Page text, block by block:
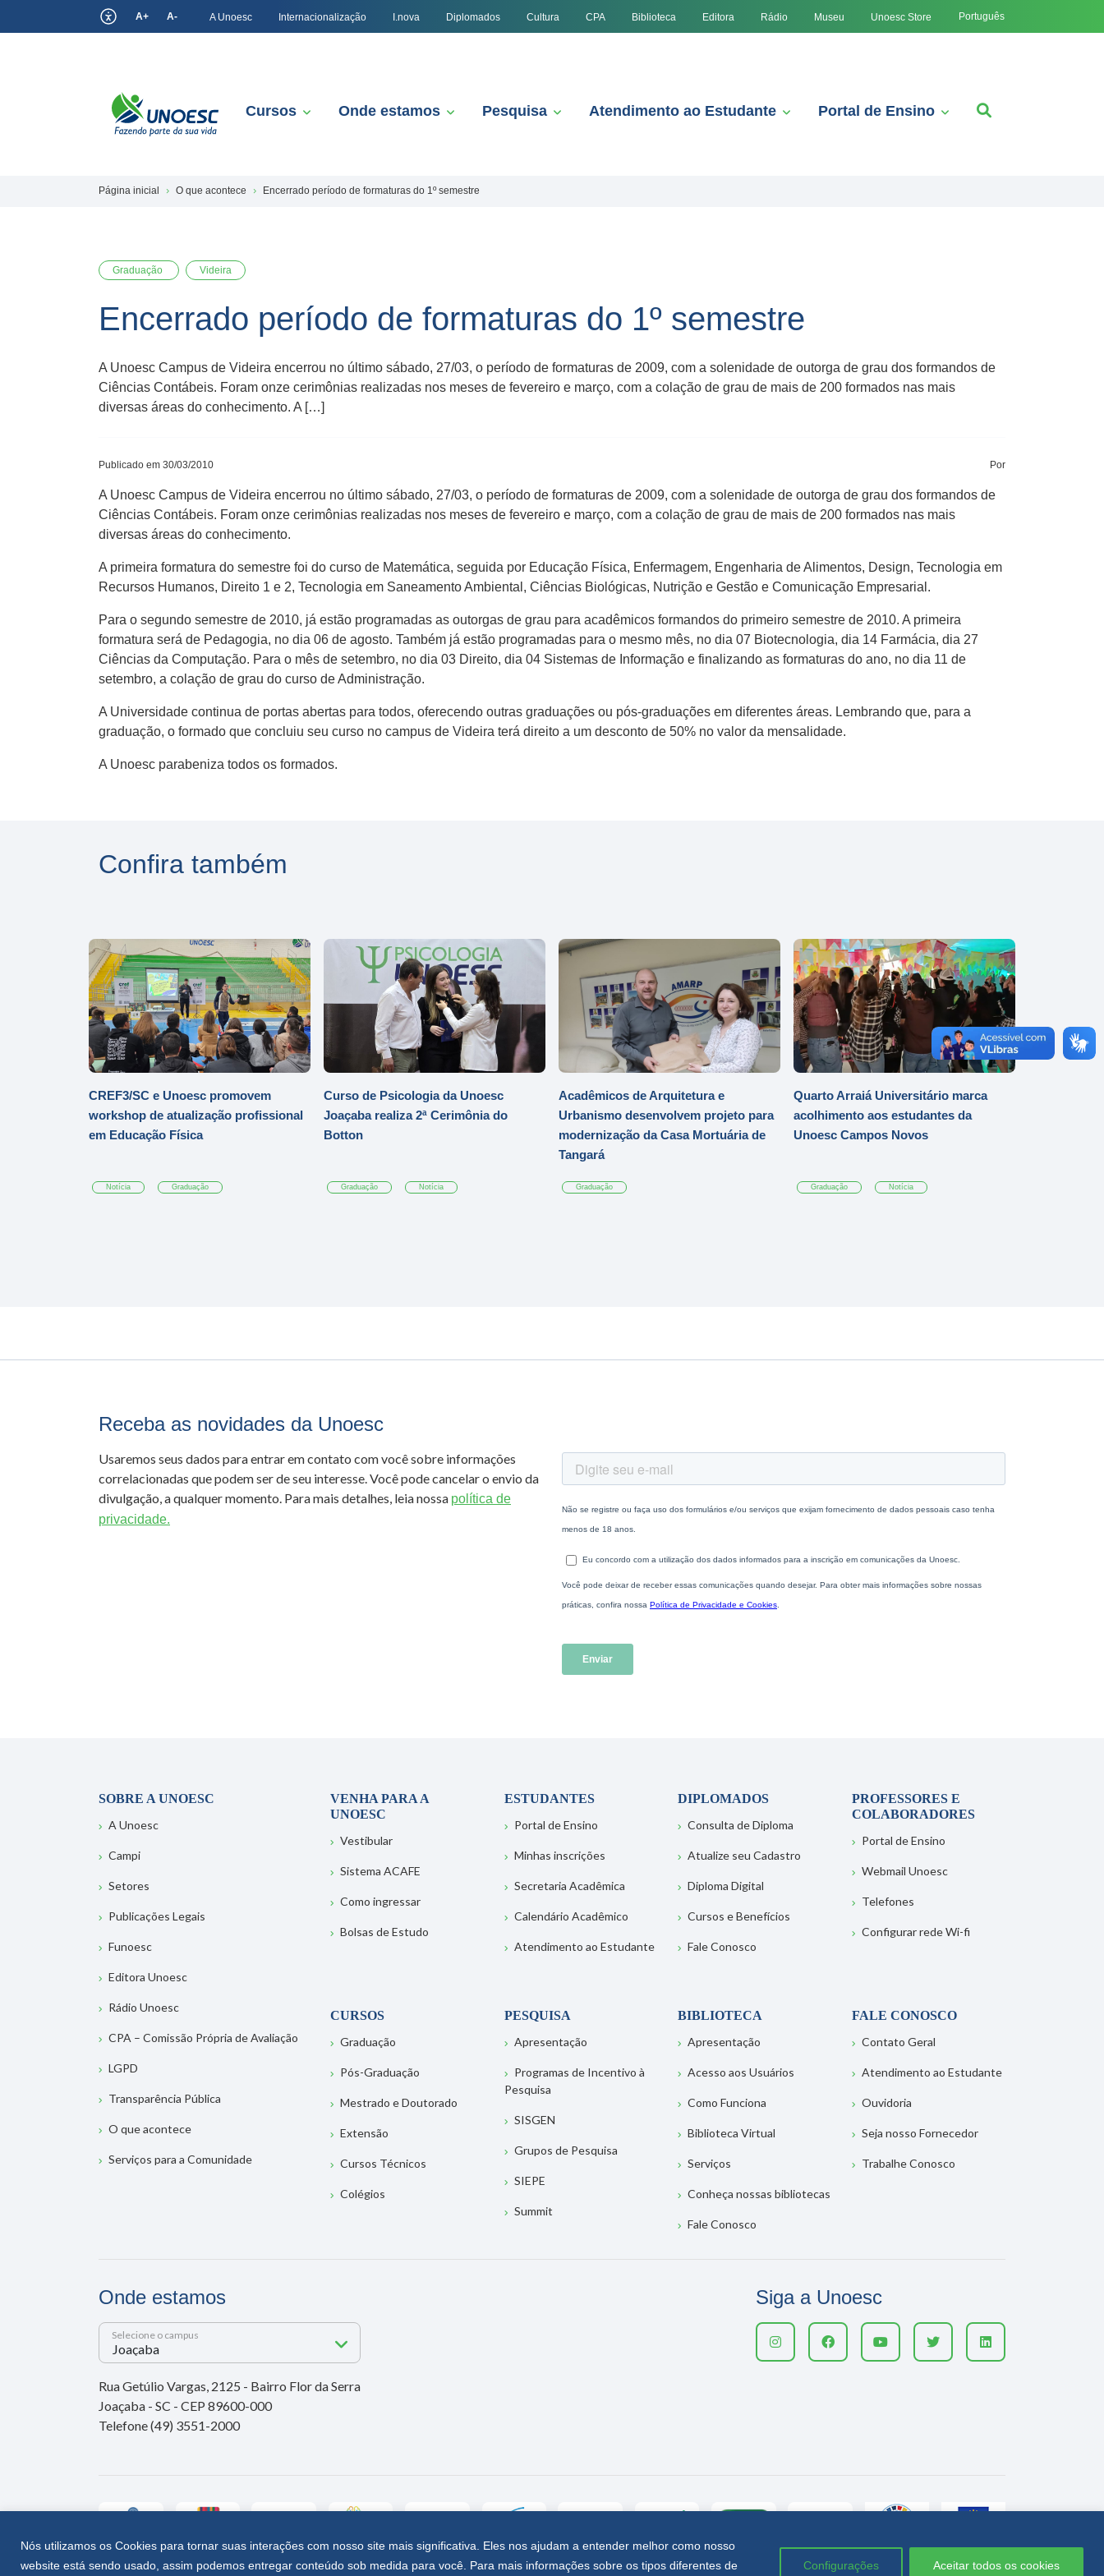
Nós utilizamos os Cookies para tornar suas interações com nosso site mais significativa. Eles nos ajudam a entender melhor como nosso
website está sendo usado, assim podemos entregar conteúdo sob medida para você. Para mais informações sobre os tipos diferentes de
Configurações Aceitar todos os cookies
A+ A- A Unoesc Internacionalização I.nova Diplomados Cultura CPA Biblioteca Editora Rádio Museu Unoesc Store Português
Cursos Onde estamos Pesquisa Atendimento ao Estudante Portal de Ensino
Página inicial O que acontece Encerrado período de formaturas do 1º semestre
Graduação Videira
Encerrado período de formaturas do 1º semestre
A Unoesc Campus de Videira encerrou no último sábado, 27/03, o período de formaturas de 2009, com a solenidade de outorga de grau dos formandos de
Ciências Contábeis. Foram onze cerimônias realizadas nos meses de fevereiro e março, com a colação de grau de mais de 200 formados nas mais
diversas áreas do conhecimento. A […]
Publicado em 30/03/2010 Por
A Unoesc Campus de Videira encerrou no último sábado, 27/03, o período de formaturas de 2009, com a solenidade de outorga de grau dos formandos de
Ciências Contábeis. Foram onze cerimônias realizadas nos meses de fevereiro e março, com a colação de grau de mais de 200 formados nas mais
diversas áreas do conhecimento.
A primeira formatura do semestre foi do curso de Matemática, seguida por Educação Física, Enfermagem, Engenharia de Alimentos, Design, Tecnologia em
Recursos Humanos, Direito 1 e 2, Tecnologia em Saneamento Ambiental, Ciências Biológicas, Nutrição e Gestão e Comunicação Empresarial.
Para o segundo semestre de 2010, já estão programadas as outorgas de grau para acadêmicos formandos do primeiro semestre de 2010. A primeira
formatura será de Pedagogia, no dia 06 de agosto. Também já estão programadas para o mesmo mês, no dia 07 Biotecnologia, dia 14 Farmácia, dia 27
Ciências da Computação. Para o mês de setembro, no dia 03 Direito, dia 04 Sistemas de Informação e finalizando as formaturas do ano, no dia 11 de
setembro, a colação de grau do curso de Administração.
A Universidade continua de portas abertas para todos, oferecendo outras graduações ou pós-graduações em diferentes áreas. Lembrando que, para a
graduação, o formado que concluiu seu curso no campus de Videira terá direito a um desconto de 50% no valor da mensalidade.
A Unoesc parabeniza todos os formados.
Confira também
CREF3/SC e Unoesc promovem
workshop de atualização profissional
em Educação Física
Notícia Graduação
Curso de Psicologia da Unoesc
Joaçaba realiza 2ª Cerimônia do
Botton
Graduação Notícia
Acadêmicos de Arquitetura e
Urbanismo desenvolvem projeto para
modernização da Casa Mortuária de
Tangará
Graduação
Quarto Arraiá Universitário marca
acolhimento aos estudantes da
Unoesc Campos Novos
Graduação Notícia
Receba as novidades da Unoesc
Usaremos seus dados para entrar em contato com você sobre informações
correlacionadas que podem ser de seu interesse. Você pode cancelar o envio da
divulgação, a qualquer momento. Para mais detalhes, leia nossa política de
privacidade.
SOBRE A UNOESC
A Unoesc
Campi
Setores
Publicações Legais
Funoesc
Editora Unoesc
Rádio Unoesc
CPA – Comissão Própria de Avaliação
LGPD
Transparência Pública
O que acontece
Serviços para a Comunidade
VENHA PARA A
UNOESC
Vestibular
Sistema ACAFE
Como ingressar
Bolsas de Estudo
ESTUDANTES
Portal de Ensino
Minhas inscrições
Secretaria Acadêmica
Calendário Acadêmico
Atendimento ao Estudante
DIPLOMADOS
Consulta de Diploma
Atualize seu Cadastro
Diploma Digital
Cursos e Benefícios
Fale Conosco
PROFESSORES E
COLABORADORES
Portal de Ensino
Webmail Unoesc
Telefones
Configurar rede Wi-fi
CURSOS
Graduação
Pós-Graduação
Mestrado e Doutorado
Extensão
Cursos Técnicos
Colégios
PESQUISA
Apresentação
Programas de Incentivo à
Pesquisa
SISGEN
Grupos de Pesquisa
SIEPE
Summit
BIBLIOTECA
Apresentação
Acesso aos Usuários
Como Funciona
Biblioteca Virtual
Serviços
Conheça nossas bibliotecas
Fale Conosco
FALE CONOSCO
Contato Geral
Atendimento ao Estudante
Ouvidoria
Seja nosso Fornecedor
Trabalhe Conosco
Onde estamos
Selecione o campus
Rua Getúlio Vargas, 2125 - Bairro Flor da Serra
Joaçaba - SC - CEP 89600-000
Telefone (49) 3551-2000
Siga a Unoesc